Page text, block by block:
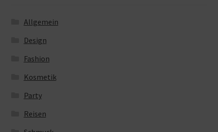
Allgemein
Design
Fashion
Kosmetik
Party
Reisen